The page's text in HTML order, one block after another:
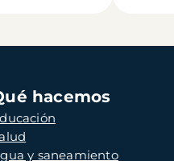
hacemos
y saneamiento